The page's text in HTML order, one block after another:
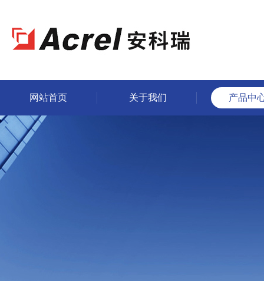
网站首页 关于我们 产品中